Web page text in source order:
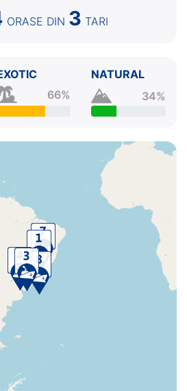
ORASE DIN 3 TARI
66%
NATURAL
34%